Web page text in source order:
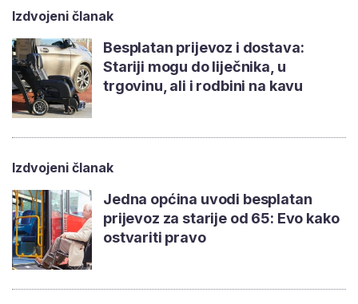
Izdvojeni članak
Besplatan prijevoz i dostava:
Stariji mogu do liječnika, u
trgovinu, ali i rodbini na kavu
Izdvojeni članak
Jedna općina uvodi besplatan
prijevoz za starije od 65: Evo kako
ostvariti pravo